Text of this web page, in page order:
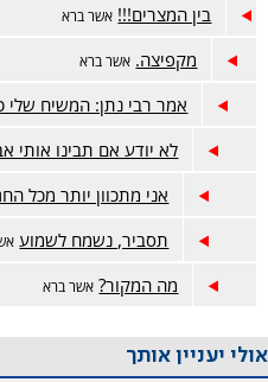
בין המצרים!!! אשר ברא
מקפיצה. אשר ברא
אמר רבי נתן: המשיח שלי
לא יודע אם תבינו אותי
אני מתכוון יותר מכל
תסביר, נשמח לשמוע
מה המקור? אשר ברא
אולי יעניין אותך